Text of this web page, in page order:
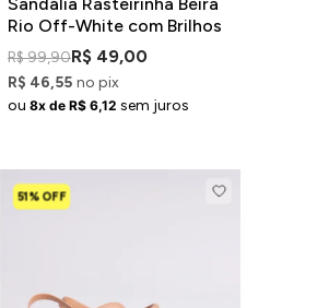
Rio Off-White com Brilhos
R$ 99,90R$ 49,00
R$ 46,55 no pix
ou 8x de R$ 6,12 sem juros
51% OFF